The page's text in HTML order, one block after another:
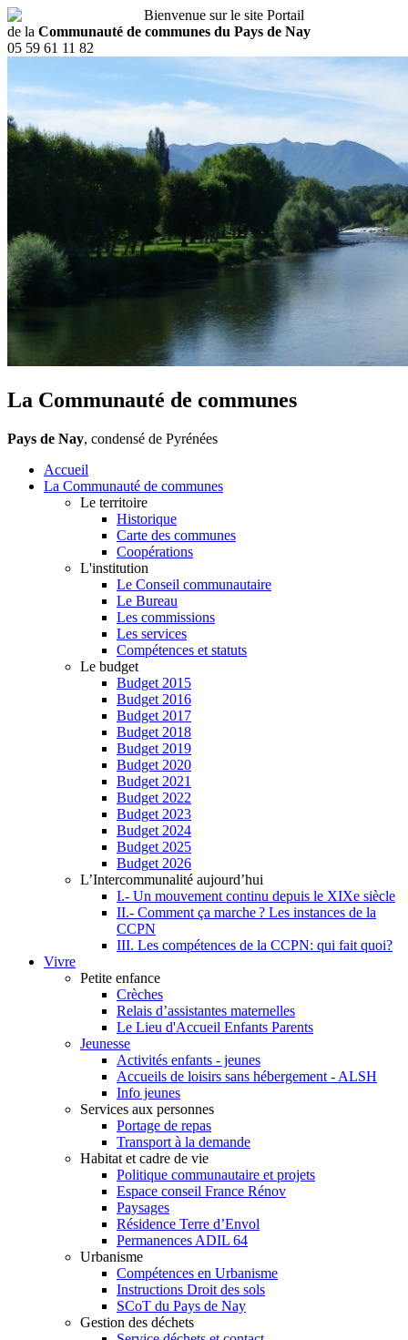
Bienvenue sur le site Portail
de la Communauté de communes du Pays de Nay
05 59 61 11 82
La Communauté de communes
Pays de Nay, condensé de Pyrénées
Accueil
La Communauté de communes
Le territoire
Historique
Carte des communes
Coopérations
L'institution
Le Conseil communautaire
Le Bureau
Les commissions
Les services
Compétences et statuts
Le budget
Budget 2015
Budget 2016
Budget 2017
Budget 2018
Budget 2019
Budget 2020
Budget 2021
Budget 2022
Budget 2023
Budget 2024
Budget 2025
Budget 2026
L’Intercommunalité aujourd’hui
I.- Un mouvement continu depuis le XIXe siècle
II.- Comment ça marche ? Les instances de la
CCPN
III. Les compétences de la CCPN: qui fait quoi?
Vivre
Petite enfance
Crèches
Relais d’assistantes maternelles
Le Lieu d'Accueil Enfants Parents
Jeunesse
Activités enfants - jeunes
Accueils de loisirs sans hébergement - ALSH
Info jeunes
Services aux personnes
Portage de repas
Transport à la demande
Habitat et cadre de vie
Politique communautaire et projets
Espace conseil France Rénov
Paysages
Résidence Terre d’Envol
Permanences ADIL 64
Urbanisme
Compétences en Urbanisme
Instructions Droit des sols
SCoT du Pays de Nay
Gestion des déchets